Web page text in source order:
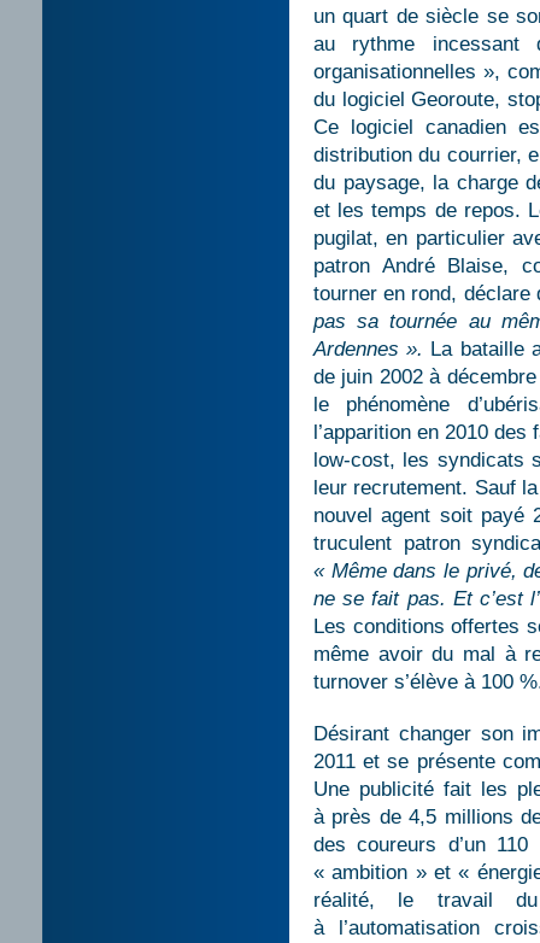
un quart de siècle se
au rythme incessant
organisationnelles »,
du logiciel Georoute,
Ce logiciel canadien
distribution du courrier,
du paysage, la charge
et les temps de repos.
pugilat, en particulier
patron André Blaise,
tourner en rond, déclare
pas sa tournée au
Ardennes ». La bataille
de juin 2002 à
le phénomène
l’apparition en 2010
low-cost, les syndicats
leur recrutement. Sauf
nouvel agent soit payé
truculent patron
« Même dans le privé,
ne se fait pas. Et c’est
Les conditions offertes
même avoir du mal à
turnover s’élève à 100
Désirant changer son
2011 et se présente
Une publicité fait les
à près de 4,5 millions
des coureurs d’un
« ambition » et «
réalité, le travail du
à l’automatisation